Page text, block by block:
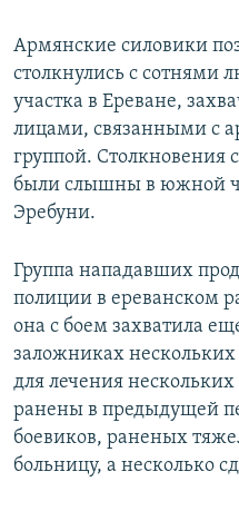
Армянские силовики
столкнулись с сотнями
участка в Ереване,
лицами, связанными с
группой. Столкновения
были слышны в южной
Эребуни.
Группа нападавших
полиции в ереванском
она с боем захватила
заложниках
для лечения
ранены в предыдущей
боевиков, раненых
больницу, а несколько